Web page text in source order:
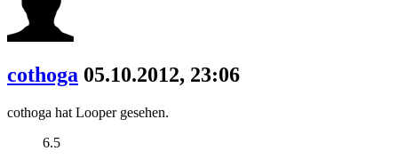
cothoga 05.10.2012, 23:06
cothoga hat Looper gesehen.
6.5